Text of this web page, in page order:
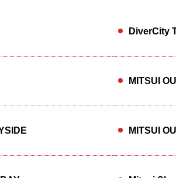
DiverCity
MITSUI
MITSUI